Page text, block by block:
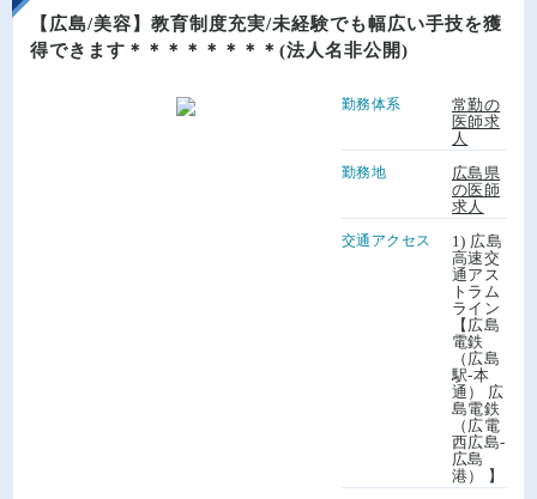
【広島/美容】教育制度充実/未経験でも幅広い手技を獲
得できます＊＊＊＊＊＊＊＊(法人名非公開)
勤務体系
常勤の
医師求
人
勤務地
広島県
の医師
求人
交通アクセス
1) 広島
高速交
通アス
トラム
ライン
【広島
電鉄
（広島
駅-本
通） 広
島電鉄
（広電
西広島-
広島
港） 】